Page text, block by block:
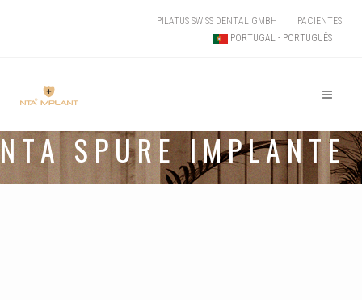
PACIENTES
PILATUS SWISS DENTAL GMBH
PORTUGAL - PORTUGUÊS
NTA SPURE IMPLANTE